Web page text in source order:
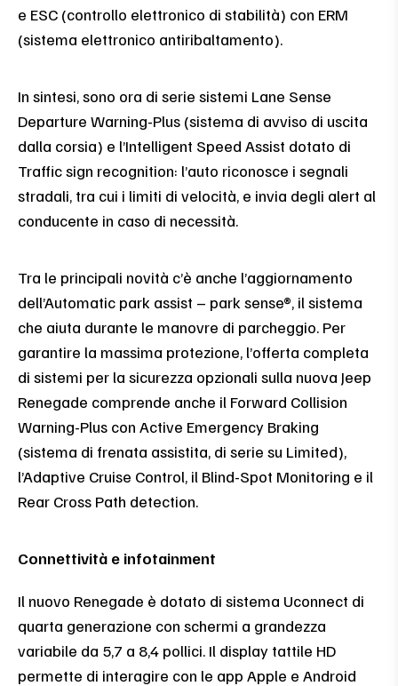
e ESC (controllo elettronico di stabilità) con ERM
(sistema elettronico antiribaltamento).
In sintesi, sono ora di serie sistemi Lane Sense
Departure Warning-Plus (sistema di avviso di uscita
dalla corsia) e l’Intelligent Speed Assist dotato di
Traffic sign recognition: l’auto riconosce i segnali
stradali, tra cui i limiti di velocità, e invia degli alert al
conducente in caso di necessità.
Tra le principali novità c’è anche l’aggiornamento
dell’Automatic park assist – park sense®, il sistema
che aiuta durante le manovre di parcheggio. Per
garantire la massima protezione, l’offerta completa
di sistemi per la sicurezza opzionali sulla nuova Jeep
Renegade comprende anche il Forward Collision
Warning-Plus con Active Emergency Braking
(sistema di frenata assistita, di serie su Limited),
l’Adaptive Cruise Control, il Blind-Spot Monitoring e il
Rear Cross Path detection.
Connettività e infotainment
Il nuovo Renegade è dotato di sistema Uconnect di
quarta generazione con schermi a grandezza
variabile da 5,7 a 8,4 pollici. Il display tattile HD
permette di interagire con le app Apple e Android